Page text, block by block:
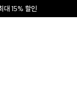
고 2만원 쿠폰